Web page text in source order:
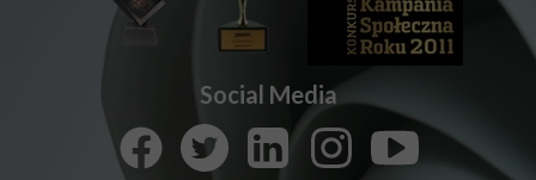
Social Media